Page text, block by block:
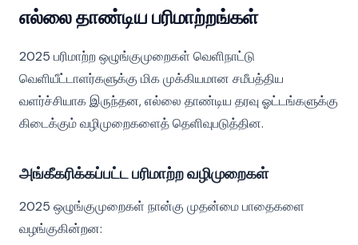
எல்லை தாண்டிய பரிமாற்றங்கள்
2025 பரிமாற்ற ஒழுங்குமுறைகள் வெளிநாட்டு
வெளியீட்டாளர்களுக்கு மிக முக்கியமான சமீபத்திய
வளர்ச்சியாக இருந்தன, எல்லை தாண்டிய தரவு ஓட்டங்களுக்கு
கிடைக்கும் வழிமுறைகளைத் தெளிவுபடுத்தின.
அங்கீகரிக்கப்பட்ட பரிமாற்ற வழிமுறைகள்
2025 ஒழுங்குமுறைகள் நான்கு முதன்மை பாதைகளை
வழங்குகின்றன: